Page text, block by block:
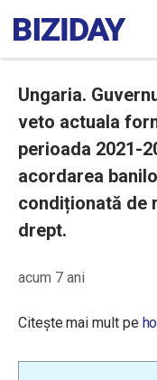
Ungaria.
veto actuala
perioada 2021-
acordarea
condiționată de
drept.
acum 7 ani
Citește mai mult pe